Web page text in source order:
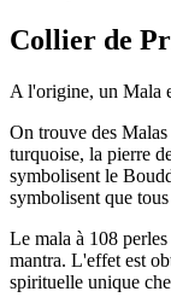
Collier de
A l'origine, un Mala
On trouve des
turquoise, la pierre
symbolisent le
symbolisent que
Le mala à 108
mantra. L'effet est
spirituelle unique